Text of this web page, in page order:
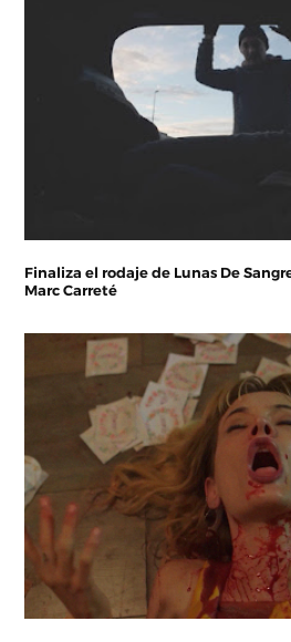
Finaliza el rodaje de Lunas De
Marc Carreté